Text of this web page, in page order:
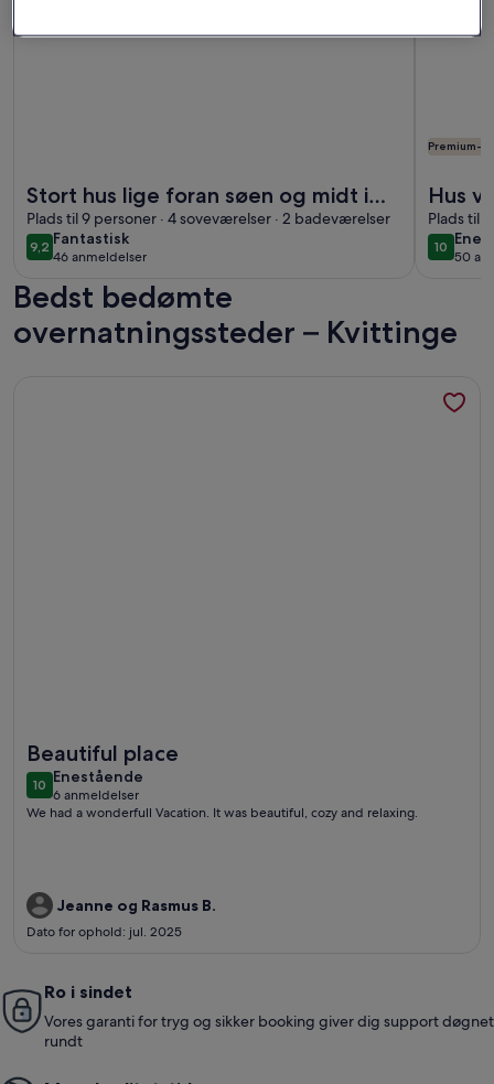
Stort hus lige foran søen og midt i
skoven. Ren natur! Unik!
Plads til 9 personer · 4 soveværelser · 2 badeværelser
9,29,2 ud af 10
Fantastisk
fantastisk
46 anmeldelser
(46
anmeldelser)
Premium-
Hus
Plads til
1010 ud af
50
(50
Bedst bedømte
overnatningssteder – Kvittinge
Beautiful place
1010 ud af 10
Enestående
enestående
6 anmeldelser
(6
We had a wonderfull Vacation. It was beautiful, cozy and relaxing.
Jeanne og Rasmus B.
Dato for ophold: jul. 2025
Flere oplysninger om Two beautiful smaller houses with
Ro i sindet
Vores garanti for tryg og sikker booking giver dig support døgnet
rundt